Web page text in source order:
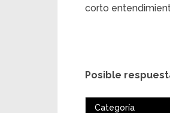
corto
Posible
Categoría